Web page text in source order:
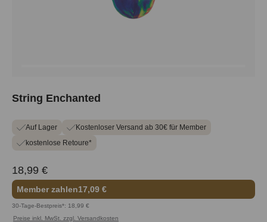
String Enchanted
Auf Lager
Kostenloser Versand ab 30€ für Member
kostenlose Retoure*
18,99 €
Member zahlen17,09 €
30-Tage-Bestpreis*: 18,99 €
Preise inkl. MwSt. zzgl. Versandkosten